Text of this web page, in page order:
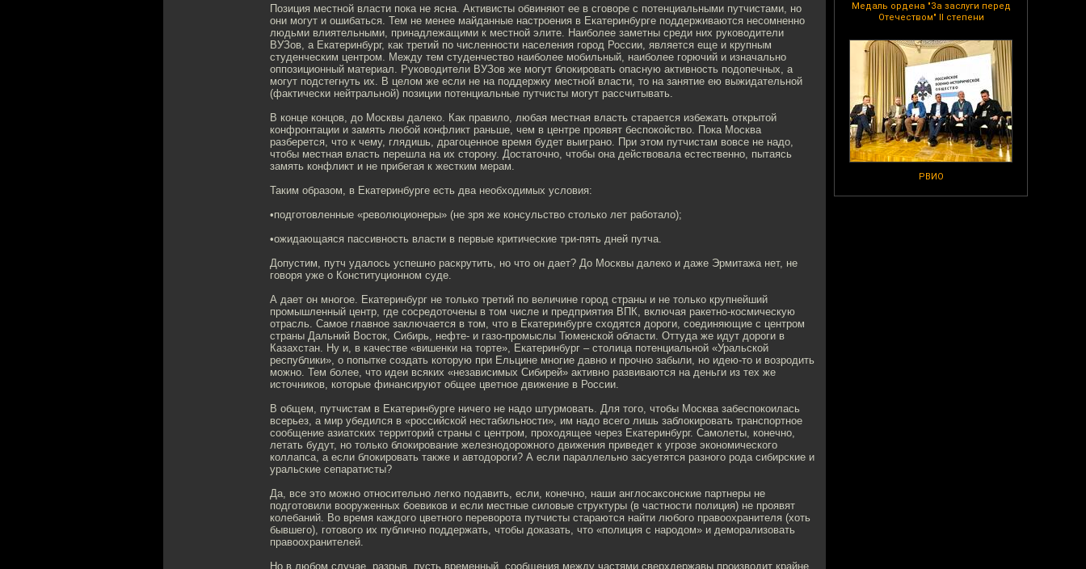
Медаль ордена "За заслуги перед
Отечеством" II степени
РВИО
Позиция местной власти пока не ясна. Активисты обвиняют ее в сговоре с потенциальными путчистами, но
они могут и ошибаться. Тем не менее майданные настроения в Екатеринбурге поддерживаются несомненно
людьми влиятельными, принадлежащими к местной элите. Наиболее заметны среди них руководители
ВУЗов, а Екатеринбург, как третий по численности населения город России, является еще и крупным
студенческим центром. Между тем студенчество наиболее мобильный, наиболее горючий и изначально
оппозиционный материал. Руководители ВУЗов же могут блокировать опасную активность подопечных, а
могут подстегнуть их. В целом же если не на поддержку местной власти, то на занятие ею выжидательной
(фактически нейтральной) позиции потенциальные путчисты могут рассчитывать.
В конце концов, до Москвы далеко. Как правило, любая местная власть старается избежать открытой
конфронтации и замять любой конфликт раньше, чем в центре проявят беспокойство. Пока Москва
разберется, что к чему, глядишь, драгоценное время будет выиграно. При этом путчистам вовсе не надо,
чтобы местная власть перешла на их сторону. Достаточно, чтобы она действовала естественно, пытаясь
замять конфликт и не прибегая к жестким мерам.
Таким образом, в Екатеринбурге есть два необходимых условия:
•подготовленные «революционеры» (не зря же консульство столько лет работало);
•ожидающаяся пассивность власти в первые критические три-пять дней путча.
Допустим, путч удалось успешно раскрутить, но что он дает? До Москвы далеко и даже Эрмитажа нет, не
говоря уже о Конституционном суде.
А дает он многое. Екатеринбург не только третий по величине город страны и не только крупнейший
промышленный центр, где сосредоточены в том числе и предприятия ВПК, включая ракетно-космическую
отрасль. Самое главное заключается в том, что в Екатеринбурге сходятся дороги, соединяющие с центром
страны Дальний Восток, Сибирь, нефте- и газо-промыслы Тюменской области. Оттуда же идут дороги в
Казахстан. Ну и, в качестве «вишенки на торте», Екатеринбург – столица потенциальной «Уральской
республики», о попытке создать которую при Ельцине многие давно и прочно забыли, но идею-то и возродить
можно. Тем более, что идеи всяких «независимых Сибирей» активно развиваются на деньги из тех же
источников, которые финансируют общее цветное движение в России.
В общем, путчистам в Екатеринбурге ничего не надо штурмовать. Для того, чтобы Москва забеспокоилась
всерьез, а мир убедился в «российской нестабильности», им надо всего лишь заблокировать транспортное
сообщение азиатских территорий страны с центром, проходящее через Екатеринбург. Самолеты, конечно,
летать будут, но только блокирование железнодорожного движения приведет к угрозе экономического
коллапса, а если блокировать также и автодороги? А если параллельно засуетятся разного рода сибирские и
уральские сепаратисты?
Да, все это можно относительно легко подавить, если, конечно, наши англосаксонские партнеры не
подготовили вооруженных боевиков и если местные силовые структуры (в частности полиция) не проявят
колебаний. Во время каждого цветного переворота путчисты стараются найти любого правоохранителя (хоть
бывшего), готового их публично поддержать, чтобы доказать, что «полиция с народом» и деморализовать
правоохранителей.
Но в любом случае, разрыв, пусть временный, сообщения между частями сверхдержавы производит крайне